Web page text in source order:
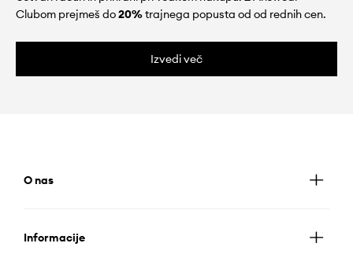
Clubom prejmeš do20%trajnega popusta od od rednih cen.
Izvedi več
O nas
Informacije